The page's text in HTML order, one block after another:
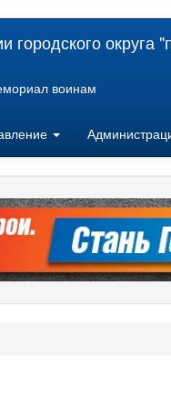
округа
воинам